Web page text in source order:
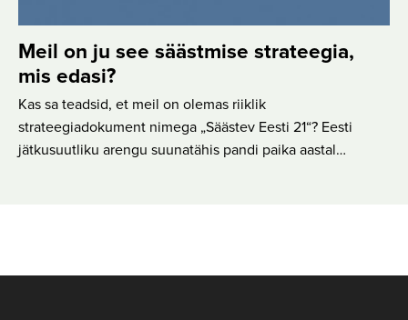
Meil on ju see säästmise strateegia,
mis edasi?
Kas sa teadsid, et meil on olemas riiklik
strateegiadokument nimega „Säästev Eesti 21“? Eesti
jätkusuutliku arengu suunatähis pandi paika aastal…